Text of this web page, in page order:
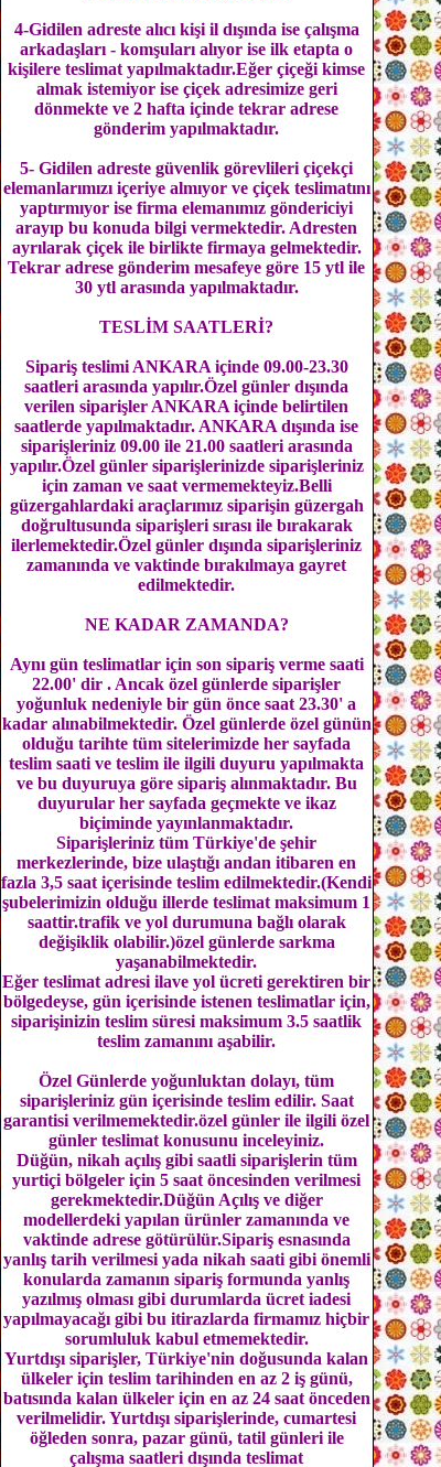
4-Gidilen adreste alıcı kişi il dışında ise çalışma
arkadaşları - komşuları alıyor ise ilk etapta o
kişilere teslimat yapılmaktadır.Eğer çiçeği kimse
almak istemiyor ise çiçek adresimize geri
dönmekte ve 2 hafta içinde tekrar adrese
gönderim yapılmaktadır.
5- Gidilen adreste güvenlik görevlileri çiçekçi
elemanlarımızı içeriye almıyor ve çiçek teslimatını
yaptırmıyor ise firma elemanımız göndericiyi
arayıp bu konuda bilgi vermektedir. Adresten
ayrılarak çiçek ile birlikte firmaya gelmektedir.
Tekrar adrese gönderim mesafeye göre 15 ytl ile
30 ytl arasında yapılmaktadır.
TESLİM SAATLERİ?
Sipariş teslimi ANKARA içinde 09.00-23.30
saatleri arasında yapılır.Özel günler dışında
verilen siparişler ANKARA içinde belirtilen
saatlerde yapılmaktadır. ANKARA dışında ise
siparişleriniz 09.00 ile 21.00 saatleri arasında
yapılır.Özel günler siparişlerinizde siparişleriniz
için zaman ve saat vermemekteyiz.Belli
güzergahlardaki araçlarımız siparişin güzergah
doğrultusunda siparişleri sırası ile bırakarak
ilerlemektedir.Özel günler dışında siparişleriniz
zamanında ve vaktinde bırakılmaya gayret
edilmektedir.
NE KADAR ZAMANDA?
Aynı gün teslimatlar için son sipariş verme saati
22.00' dir . Ancak özel günlerde siparişler
yoğunluk nedeniyle bir gün önce saat 23.30' a
kadar alınabilmektedir. Özel günlerde özel günün
olduğu tarihte tüm sitelerimizde her sayfada
teslim saati ve teslim ile ilgili duyuru yapılmakta
ve bu duyuruya göre sipariş alınmaktadır. Bu
duyurular her sayfada geçmekte ve ikaz
biçiminde yayınlanmaktadır.
Siparişleriniz tüm Türkiye'de şehir
merkezlerinde, bize ulaştığı andan itibaren en
fazla 3,5 saat içerisinde teslim edilmektedir.(Kendi
şubelerimizin olduğu illerde teslimat maksimum 1
saattir.trafik ve yol durumuna bağlı olarak
değişiklik olabilir.)özel günlerde sarkma
yaşanabilmektedir.
Eğer teslimat adresi ilave yol ücreti gerektiren bir
bölgedeyse, gün içerisinde istenen teslimatlar için,
siparişinizin teslim süresi maksimum 3.5 saatlik
teslim zamanını aşabilir.
Özel Günlerde yoğunluktan dolayı, tüm
siparişleriniz gün içerisinde teslim edilir. Saat
garantisi verilmemektedir.özel günler ile ilgili özel
günler teslimat konusunu inceleyiniz.
Düğün, nikah açılış gibi saatli siparişlerin tüm
yurtiçi bölgeler için 5 saat öncesinden verilmesi
gerekmektedir.Düğün Açılış ve diğer
modellerdeki yapılan ürünler zamanında ve
vaktinde adrese götürülür.Sipariş esnasında
yanlış tarih verilmesi yada nikah saati gibi önemli
konularda zamanın sipariş formunda yanlış
yazılmış olması gibi durumlarda ücret iadesi
yapılmayacağı gibi bu itirazlarda firmamız hiçbir
sorumluluk kabul etmemektedir.
Yurtdışı siparişler, Türkiye'nin doğusunda kalan
ülkeler için teslim tarihinden en az 2 iş günü,
batısında kalan ülkeler için en az 24 saat önceden
verilmelidir. Yurtdışı siparişlerinde, cumartesi
öğleden sonra, pazar günü, tatil günleri ile
çalışma saatleri dışında teslimat